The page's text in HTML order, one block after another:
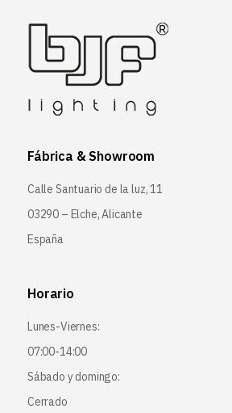
Fábrica & Showroom
Calle Santuario de la luz, 11
03290 – Elche, Alicante
España
Horario
Lunes-Viernes:
07:00-14:00
Sábado y domingo:
Cerrado